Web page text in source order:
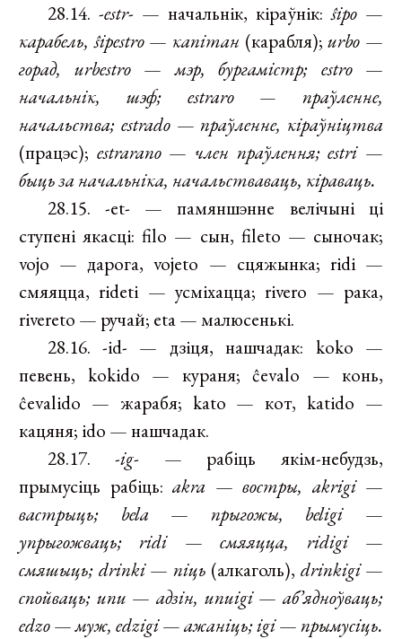
28.14. -estr-— начальнік, кіраўнік:ŝipo—
карабель, ŝipestro— капітан (карабля);urbo —
горад, urbestro—мэр, бургамістр; estro—
начальнік, шэф; estraro — праўленне,
начальства; estrado—праўленне, кіраўніцтва
(працэс); estrarano—член праўлення; estri—
быць за начальніка, начальстваваць, кіраваць.
28.15. -et- — памяншэнне велічыні ці
ступені якасці: filo — сын, fileto — сыночак;
vojo — дарога, vojeto — сцяжынка; ridi —
смяяцца, rideti — усміхацца; rivero — рака,
rivereto — ручай; eta — малюсенькі.
28.16. -id- — дзіця, нашчадак: koko —
певень, kokido — кураня; ĉevalo — конь,
ĉevalido — жарабя; kato — кот, katido —
кацяня; ido — нашчадак.
28.17.-ig- — рабіць якім-небудзь,
прымусіць рабіць: akra — востры, akrigi—
вастрыць; bela — прыгожы, beligi—
упрыгожваць; ridi—смяяцца, ridigi—
смяшыць; drinki— піць (алкаголь), drinkigi—
спойваць; unu —адзін, unuigi—аб’ядноўваць;
edzo—муж, edzigi—ажаніць; igi—прымусіць.